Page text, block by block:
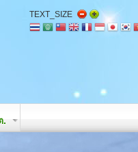
TEXT_SIZE
.